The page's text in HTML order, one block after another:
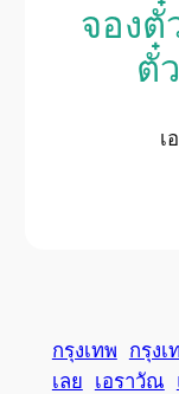
จองตั๋
ตั๋
เ
กรุงเทพ กรุง
เลย เอราวัณ